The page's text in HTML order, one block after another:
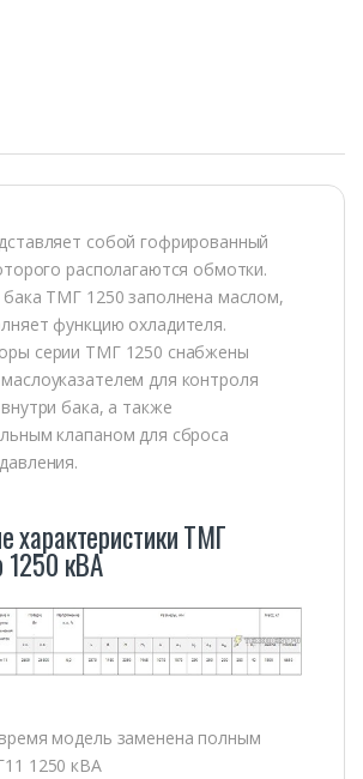
собой гофрированный
располагаются обмотки.
ТМГ 1250 заполнена маслом,
функцию охладителя.
серии ТМГ 1250 снабжены
для контроля
бака, а также
клапаном для сброса
характеристики ТМГ
кВА
модель заменена полным
1250 кВА